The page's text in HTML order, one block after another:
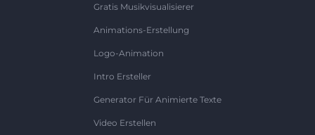
Gratis Musikvisualisierer
Animations-Erstellung
Logo-Animation
Intro Ersteller
Generator Für Animierte Texte
Video Erstellen